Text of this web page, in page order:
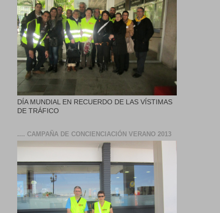
DÍA MUNDIAL EN RECUERDO DE LAS VÍSTIMAS
DE TRÁFICO
.... CAMPAÑA DE CONCIENCIACIÓN VERANO 2013